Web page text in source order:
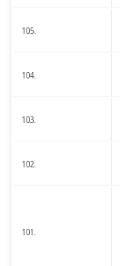
105.
104.
103.
102.
101.